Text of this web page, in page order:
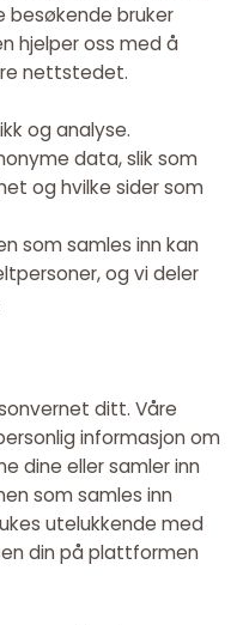
besøkende bruker
hjelper oss med å
nettstedet.
og analyse.
data, slik som
og hvilke sider som
som samles inn kan
og vi deler
ditt. Våre
informasjon om
dine eller samler inn
som samles inn
utelukkende med
din på plattformen